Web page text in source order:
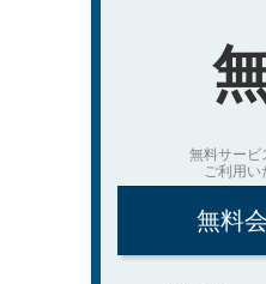
無料サービ
ご利用
無料